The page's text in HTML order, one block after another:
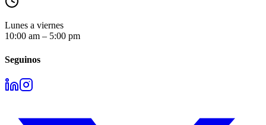
Lunes a viernes
10:00 am – 5:00 pm
Seguinos